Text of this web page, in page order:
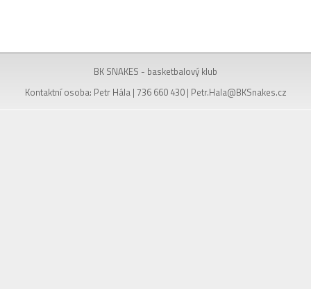
BK SNAKES - basketbalový klub
Kontaktní osoba: Petr Hála | 736 660 430 | Petr.Hala@BKSnakes.cz